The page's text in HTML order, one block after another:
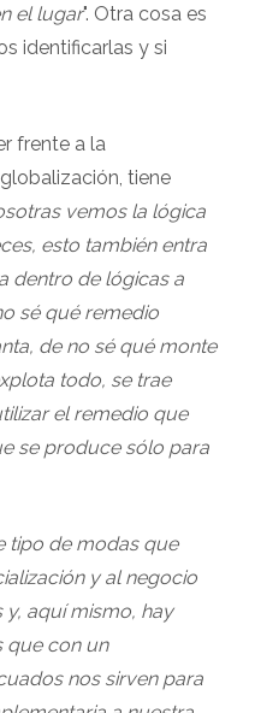
el lugar". Otra cosa es
identificarlas y si
frente a la
tiene
vemos la lógica
esto también entra
dentro de lógicas a
sé qué remedio
de no sé qué monte
todo, se trae
el remedio que
se produce sólo para
tipo de modas que
y al negocio
y, aquí mismo, hay
que con un
nos sirven para